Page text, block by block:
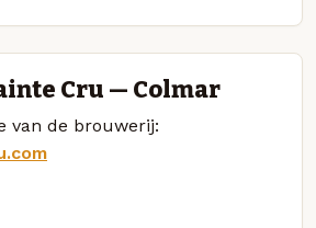
Cru — Colmar
van de brouwerij: